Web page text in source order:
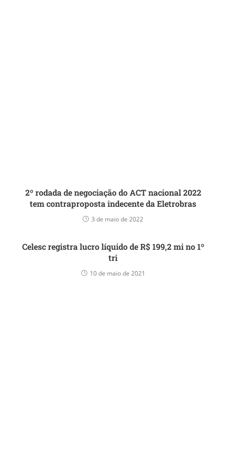
2º rodada de negociação do ACT nacional 2022
tem contraproposta indecente da Eletrobras
3 de maio de 2022
Celesc registra lucro líquido de R$ 199,2 mi no 1º
tri
10 de maio de 2021